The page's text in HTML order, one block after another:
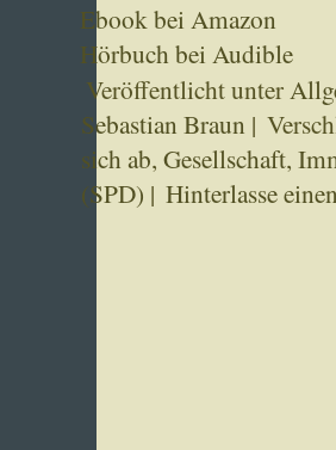
Ebook bei Amazon
Hörbuch bei Audible
Veröffentlicht unter
Sebastian Braun |
sich ab, Gesellschaft,
(SPD) | Hinterlasse